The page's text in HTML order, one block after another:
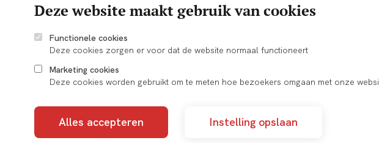
Deze website maakt gebruik van cookies
Functionele cookies
Deze cookies zorgen er voor dat de website normaal functioneert
Marketing cookies
Deze cookies worden gebruikt om te meten hoe bezoekers omgaan met onze
Alles accepteren Instelling opslaan
© 2026 vanBeresteyn Veendam